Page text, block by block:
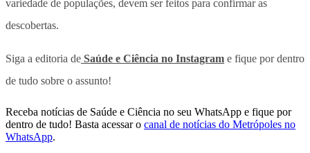
variedade de populações, devem ser feitos para confirmar as
descobertas.
Siga a editoria de Saúde e Ciência no Instagram e fique por dentro
de tudo sobre o assunto!
Receba notícias de Saúde e Ciência no seu WhatsApp e fique por
dentro de tudo! Basta acessar o canal de notícias do Metrópoles no
WhatsApp.